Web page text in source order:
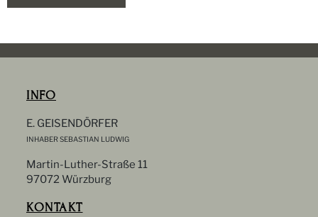
INFO
E. GEISENDÖRFER
INHABER SEBASTIAN LUDWIG
Martin-Luther-Straße 11
97072 Würzburg
KONTAKT